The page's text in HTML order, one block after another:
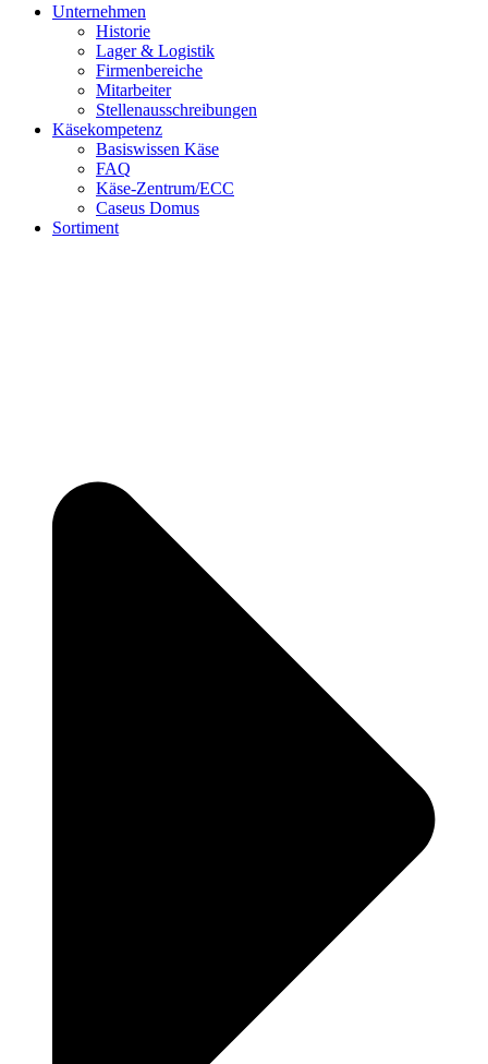
Unternehmen
Historie
Lager & Logistik
Firmenbereiche
Mitarbeiter
Stellenausschreibungen
Käsekompetenz
Basiswissen Käse
FAQ
Käse-Zentrum/ECC
Caseus Domus
Sortiment